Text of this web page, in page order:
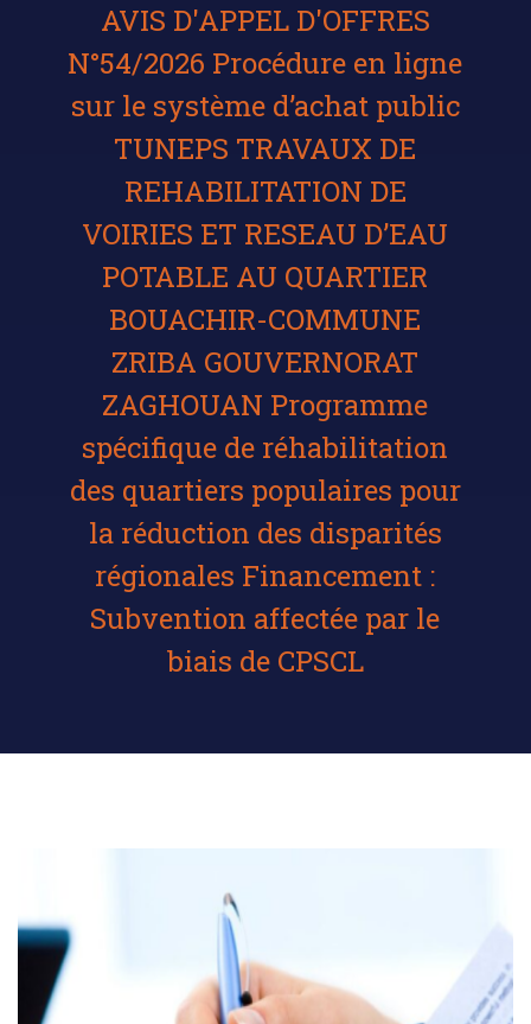
AVIS D'APPEL D'OFFRES
N°54/2026 Procédure en ligne
sur le système d’achat public
TUNEPS TRAVAUX DE
REHABILITATION DE
VOIRIES ET RESEAU D’EAU
POTABLE AU QUARTIER
BOUACHIR-COMMUNE
ZRIBA GOUVERNORAT
ZAGHOUAN Programme
spécifique de réhabilitation
des quartiers populaires pour
la réduction des disparités
régionales Financement :
Subvention affectée par le
biais de CPSCL